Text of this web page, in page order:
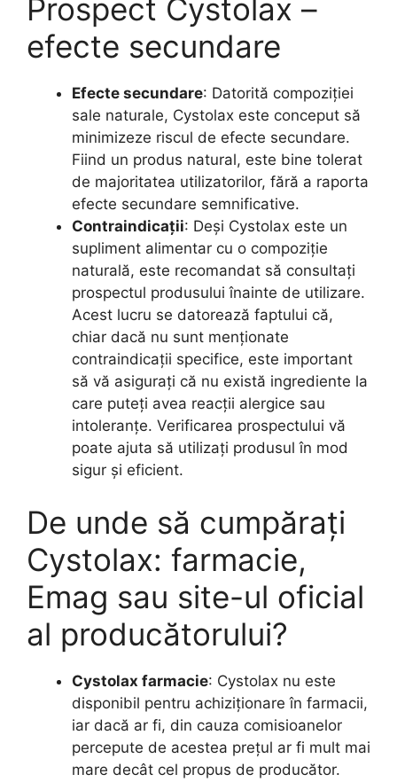
Prospect Cystolax –
efecte secundare
Efecte secundare: Datorită compoziției
sale naturale, Cystolax este conceput să
minimizeze riscul de efecte secundare.
Fiind un produs natural, este bine tolerat
de majoritatea utilizatorilor, fără a raporta
efecte secundare semnificative.
Contraindicații: Deși Cystolax este un
supliment alimentar cu o compoziție
naturală, este recomandat să consultați
prospectul produsului înainte de utilizare.
Acest lucru se datorează faptului că,
chiar dacă nu sunt menționate
contraindicații specifice, este important
să vă asigurați că nu există ingrediente la
care puteți avea reacții alergice sau
intoleranțe. Verificarea prospectului vă
poate ajuta să utilizați produsul în mod
sigur și eficient.
De unde să cumpărați
Cystolax: farmacie,
Emag sau site-ul oficial
al producătorului?
Cystolax farmacie: Cystolax nu este
disponibil pentru achiziționare în farmacii,
iar dacă ar fi, din cauza comisioanelor
percepute de acestea prețul ar fi mult mai
mare decât cel propus de producător.